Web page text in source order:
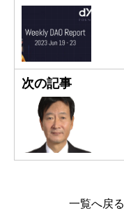
次の記事
一覧へ戻る